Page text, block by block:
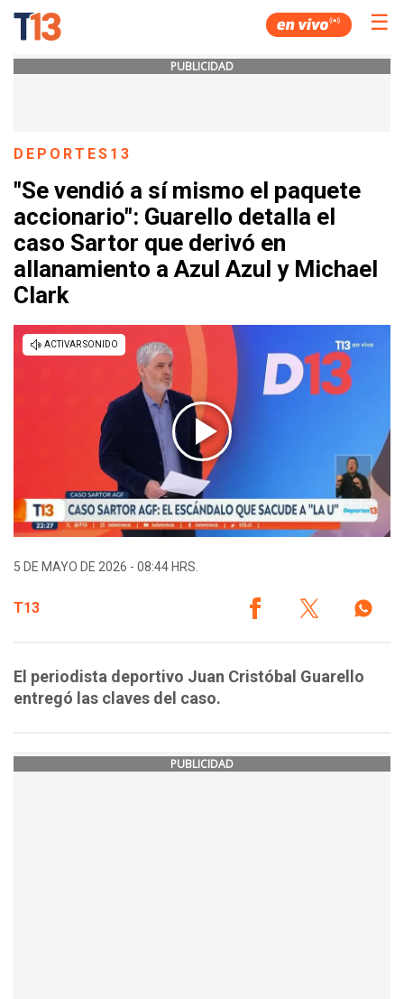
☰
PUBLICIDAD
DEPORTES13
"Se vendió a sí mismo el paquete
accionario": Guarello detalla el
caso Sartor que derivó en
allanamiento a Azul Azul y Michael
Clark
5 DE MAYO DE 2026 - 08:44 HRS.
T13
El periodista deportivo Juan Cristóbal Guarello
entregó las claves del caso.
PUBLICIDAD